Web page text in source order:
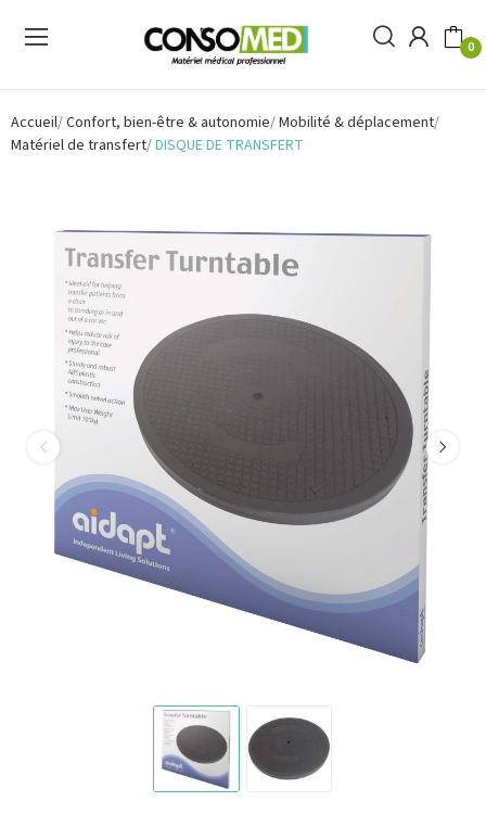
0
Accueil Confort, bien-être & autonomie Mobilité & déplacement
Matériel de transfert DISQUE DE TRANSFERT